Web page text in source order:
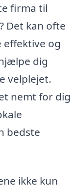
firma til
Det kan ofte
og
dig
velplejet.
nemt for dig
bedste
ikke kun